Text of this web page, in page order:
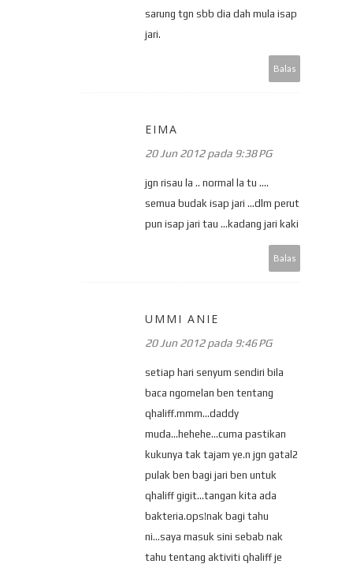
sarung tgn sbb dia dah mula isap
jari.
Balas
EIMA
20 Jun 2012 pada 9:38 PG
jgn risau la .. normal la tu ....
semua budak isap jari ...dlm perut
pun isap jari tau ...kadang jari kaki
Balas
UMMI ANIE
20 Jun 2012 pada 9:46 PG
setiap hari senyum sendiri bila
baca ngomelan ben tentang
qhaliff.mmm...daddy
muda...hehehe...cuma pastikan
kukunya tak tajam ye.n jgn gatal2
pulak ben bagi jari ben untuk
qhaliff gigit...tangan kita ada
bakteria.ops!nak bagi tahu
ni...saya masuk sini sebab nak
tahu tentang aktiviti qhaliff je